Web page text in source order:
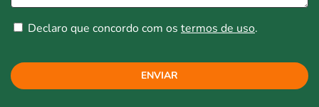
Declaro que concordo com os termos de uso.
ENVIAR